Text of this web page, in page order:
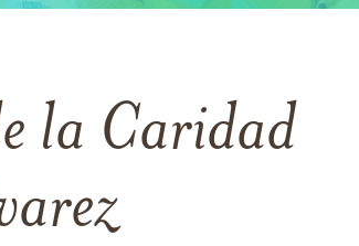
la Caridad